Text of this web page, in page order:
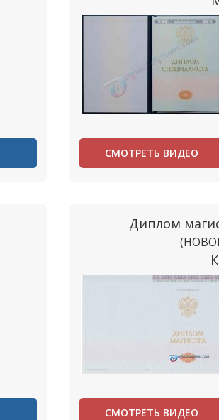
СМОТРЕТЬ ВИДЕО
Диплом
СМОТРЕТЬ ВИДЕО